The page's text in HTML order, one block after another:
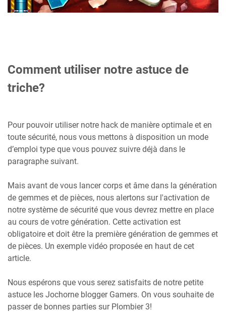
Comment utiliser notre astuce de
triche?
Pour pouvoir utiliser notre hack de manière optimale et en
toute sécurité, nous vous mettons à disposition un mode
d’emploi type que vous pouvez suivre déjà dans le
paragraphe suivant.
Mais avant de vous lancer corps et âme dans la génération
de gemmes et de pièces, nous alertons sur l'activation de
notre système de sécurité que vous devrez mettre en place
au cours de votre génération. Cette activation est
obligatoire et doit être la première génération de gemmes et
de pièces. Un exemple vidéo proposée en haut de cet
article.
Nous espérons que vous serez satisfaits de notre petite
astuce les Jochorne blogger Gamers. On vous souhaite de
passer de bonnes parties sur Plombier 3!